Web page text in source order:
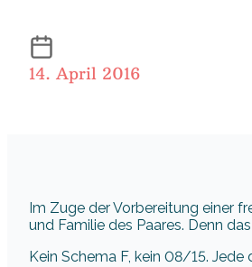
14. April 2016
Im Zuge der Vorbereitung einer
und Familie des Paares. Denn
Kein Schema F, kein 08/15.